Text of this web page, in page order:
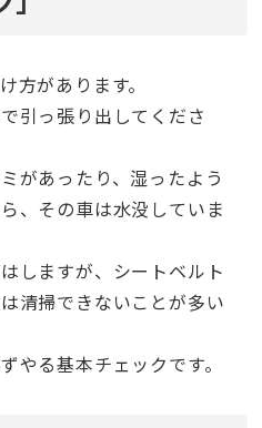
方があります。
引っ張り出してくださ
があったり、湿ったよう
、その車は水没していま
しますが、シートベルト
清掃できないことが多い
やる基本チェックです。